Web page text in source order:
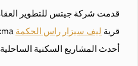
قدمت شركة جيتس للتطوير
قريةليف سيزار راس الحكمة
أحدث المشاريع السكنية